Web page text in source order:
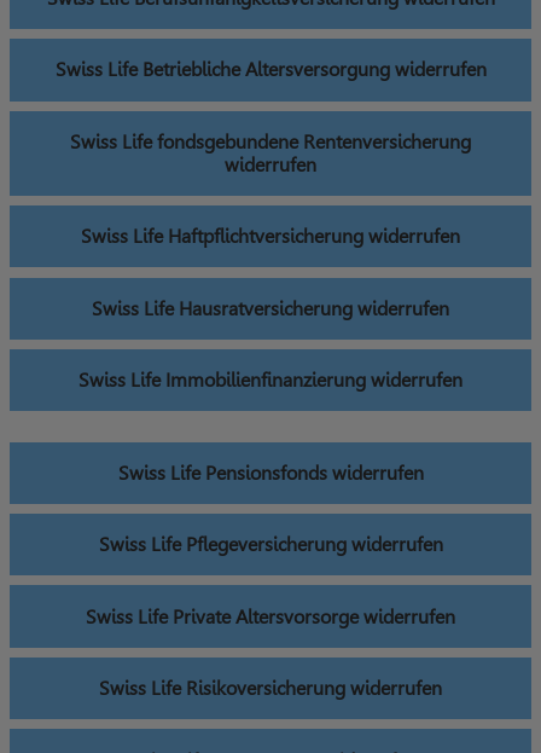
Swiss Life Betriebliche Altersversorgung widerrufen
Swiss Life fondsgebundene Rentenversicherung
widerrufen
Swiss Life Haftpflichtversicherung widerrufen
Swiss Life Hausratversicherung widerrufen
Swiss Life Immobilienfinanzierung widerrufen
Swiss Life Pensionsfonds widerrufen
Swiss Life Pflegeversicherung widerrufen
Swiss Life Private Altersvorsorge widerrufen
Swiss Life Risikoversicherung widerrufen